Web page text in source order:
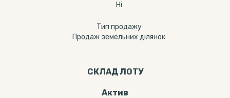
Ні
Тип продажу
Продаж земельних ділянок
СКЛАД ЛОТУ
Актив